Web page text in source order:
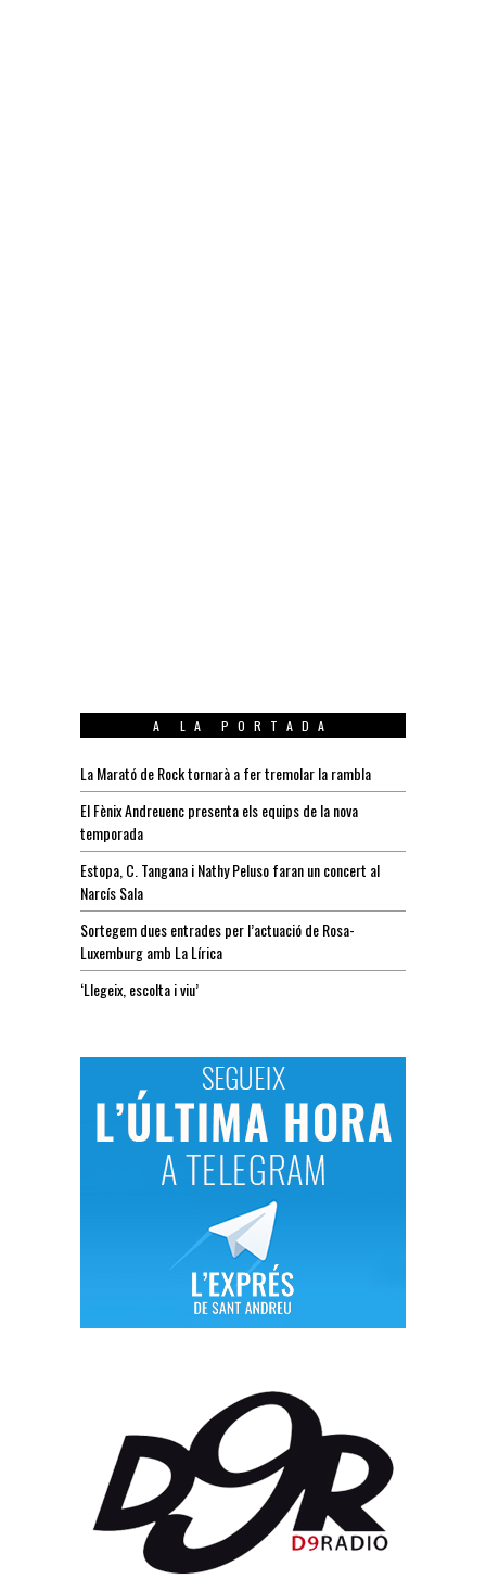
A LA PORTADA
La Marató de Rock tornarà a fer tremolar la rambla
El Fènix Andreuenc presenta els equips de la nova
temporada
Estopa, C. Tangana i Nathy Peluso faran un concert al
Narcís Sala
Sortegem dues entrades per l’actuació de Rosa-
Luxemburg amb La Lírica
‘Llegeix, escolta i viu’